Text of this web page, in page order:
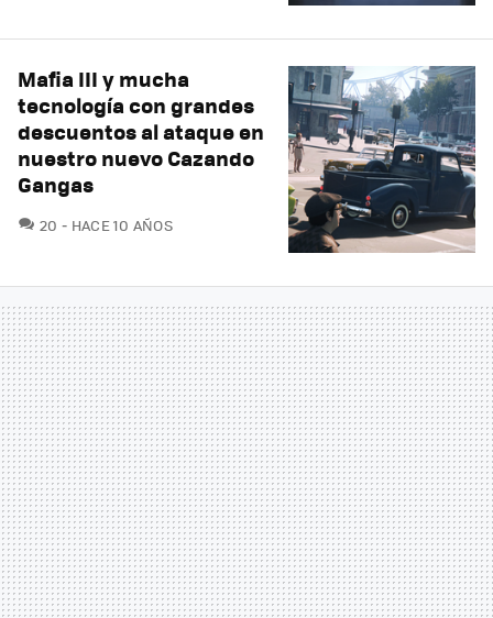
Mafia III y mucha
tecnología con grandes
descuentos al ataque en
nuestro nuevo Cazando
Gangas
20 COMENTARIOS
HACE 10 AÑOS